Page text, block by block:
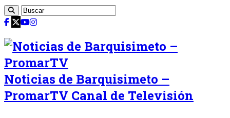
Noticias de Barquisimeto –
PromarTV Canal de Televisión